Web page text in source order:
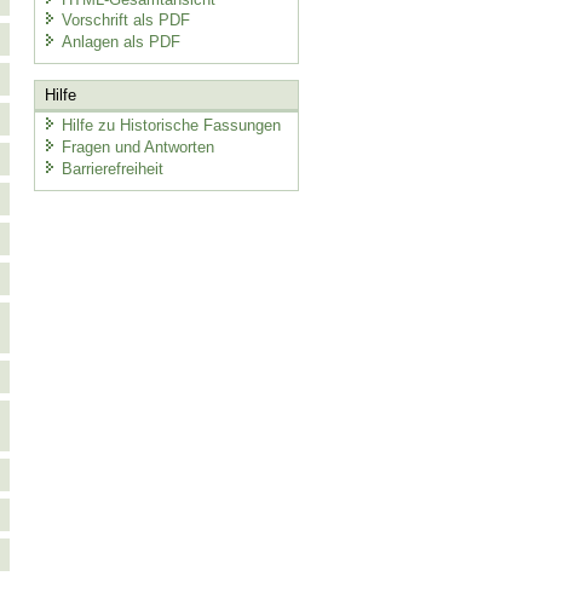
Vorschrift als PDF
Anlagen als PDF
Hilfe
Hilfe zu Historische Fassungen
Fragen und Antworten
Barrierefreiheit